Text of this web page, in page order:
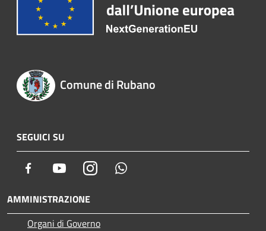
Comune di Rubano
SEGUICI SU
Facebook YoutubeInstagram
AMMINISTRAZIONE
Organi di Governo